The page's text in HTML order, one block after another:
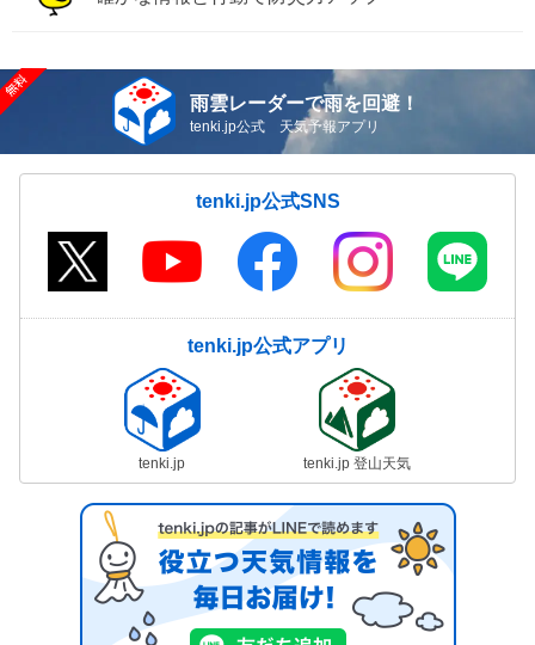
雨雲レーダーで雨を回避！
tenki.jp公式 天気予報アプリ
tenki.jp公式SNS
tenki.jp公式アプリ
tenki.jp tenki.jp 登山天気